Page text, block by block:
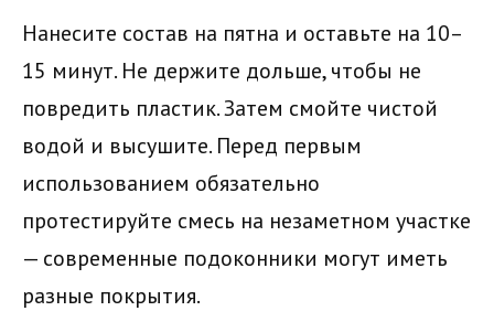
Нанесите состав на пятна и оставьте на 10–
15 минут. Не держите дольше, чтобы не
повредить пластик. Затем смойте чистой
водой и высушите. Перед первым
использованием обязательно
протестируйте смесь на незаметном участке
— современные подоконники могут иметь
разные покрытия.